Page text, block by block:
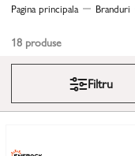
Pagina principala Branduri
18 produse
Filtru